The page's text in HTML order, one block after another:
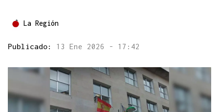
La Región
Publicado: 13 Ene 2026 - 17:42